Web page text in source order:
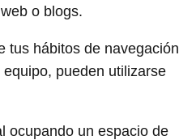
o blogs.
tus hábitos de navegación
pueden utilizarse
ocupando un espacio de